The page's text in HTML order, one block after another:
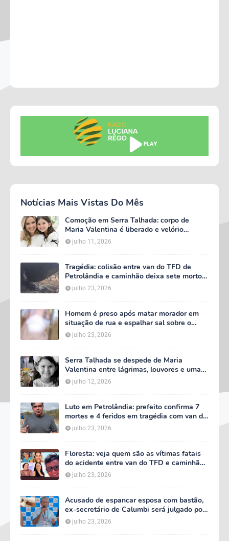
Notícias Mais Vistas Do Mês
Comoção em Serra Talhada: corpo de
Maria Valentina é liberado e velório
começa às 5h deste domingo
julho 11, 2026
Tragédia: colisão entre van do TFD de
Petrolândia e caminhão deixa sete mortos
em Floresta
julho 23, 2026
Homem é preso após matar morador em
situação de rua e espalhar sal sobre o
corpo em Serra Talhada
julho 23, 2026
Serra Talhada se despede de Maria
Valentina entre lágrimas, louvores e uma
multidão que caminhou ao lado da família
julho 12, 2026
Luto em Petrolândia: prefeito confirma 7
mortes e 4 feridos em tragédia com van do
TFD e decreta três dias de luto oficial
julho 23, 2026
Floresta: veja quem são as vítimas fatais
do acidente entre van do TFD e caminhão
na PE-360
julho 23, 2026
Acusado de espancar esposa com bastão,
ex-secretário de Calumbi será julgado por
tentativa de feminicídio
julho 23, 2026